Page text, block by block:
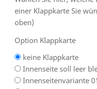
einer Klappkarte Sie
oben)
Option Klappkarte
keine Klappkarte
Innenseite soll leer
Innenseitenvariante